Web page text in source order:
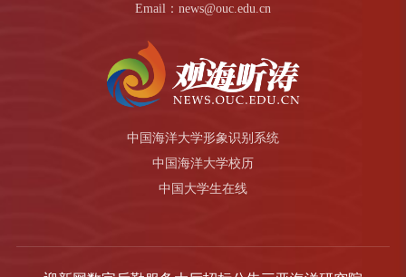
Email：news@ouc.edu.cn
中国海洋大学形象识别系统
中国海洋大学校历
中国大学生在线